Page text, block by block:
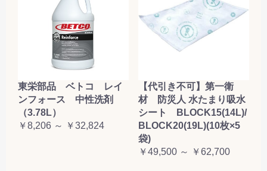
東栄部品 ベトコ レイ
ンフォース 中性洗剤
（3.78L）
￥8,206 ～ ￥32,824
【代引き不可】第一衛
材 防災人 水たまり吸水
シート BLOCK15(14L)/
BLOCK20(19L)(10枚×5
袋)
￥49,500 ～ ￥62,700